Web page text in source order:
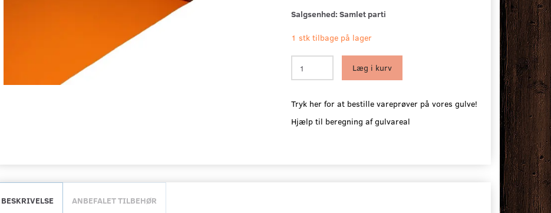
Salgsenhed: Samlet parti
1 stk tilbage på lager
Læg i kurv
Tryk her for at bestille vareprøver på vores gulve!
Hjælp til beregning af gulvareal
BESKRIVELSE ANBEFALET TILBEHØR